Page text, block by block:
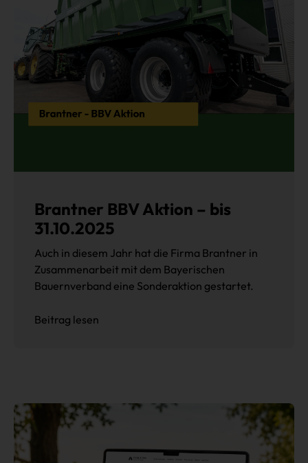
Brantner BBV Aktion – bis
31.10.2025
Auch in diesem Jahr hat die Firma Brantner in
Zusammenarbeit mit dem Bayerischen
Bauernverband eine Sonderaktion gestartet.
Beitrag lesen